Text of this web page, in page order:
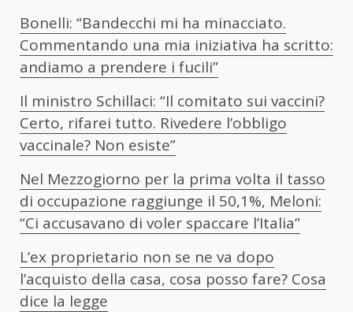
Bonelli: “Bandecchi mi ha minacciato.
Commentando una mia iniziativa ha scritto:
andiamo a prendere i fucili”
Il ministro Schillaci: “Il comitato sui vaccini?
Certo, rifarei tutto. Rivedere l’obbligo
vaccinale? Non esiste”
Nel Mezzogiorno per la prima volta il tasso
di occupazione raggiunge il 50,1%, Meloni:
“Ci accusavano di voler spaccare l’Italia”
L’ex proprietario non se ne va dopo
l’acquisto della casa, cosa posso fare? Cosa
dice la legge